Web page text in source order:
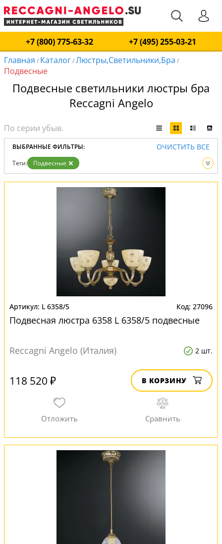
+7 (800) 775-63-32
+7 (495) 255-03-21
Главная / Каталог/Люстры,Светильники,Бра /
Подвесные
Подвесные светильники люстры бра
Reccagni Angelo
ВЫБРАННЫЕ ФИЛЬТРЫ: ОЧИСТИТЬ ВСЕ
Теги:
Подвесные
Вид:
Люстры Светильники Бра
L 6358/5 27096
Подвесная люстра 6358 L 6358/5 подвесные
Reccagni Angelo (Италия) 2 шт.
118 520 ₽ В КОРЗИНУ